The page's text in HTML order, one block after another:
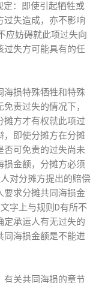
定：即使引起牺牲或
过失造成，亦不影响
应妨碍就此项过失向
过失方可能具有的任
海损特殊牺牲和特殊
责过失的情况下，
摊方才有权就此项过
，即使分摊方在分摊
否可免责的过失尚未
损金额，分摊方必须
对分摊方提出的赔偿
要求分摊共同海损金
字上与规则D有所不
定承运人有无过失的
同海损金额是不能进
有关共同海损的章节